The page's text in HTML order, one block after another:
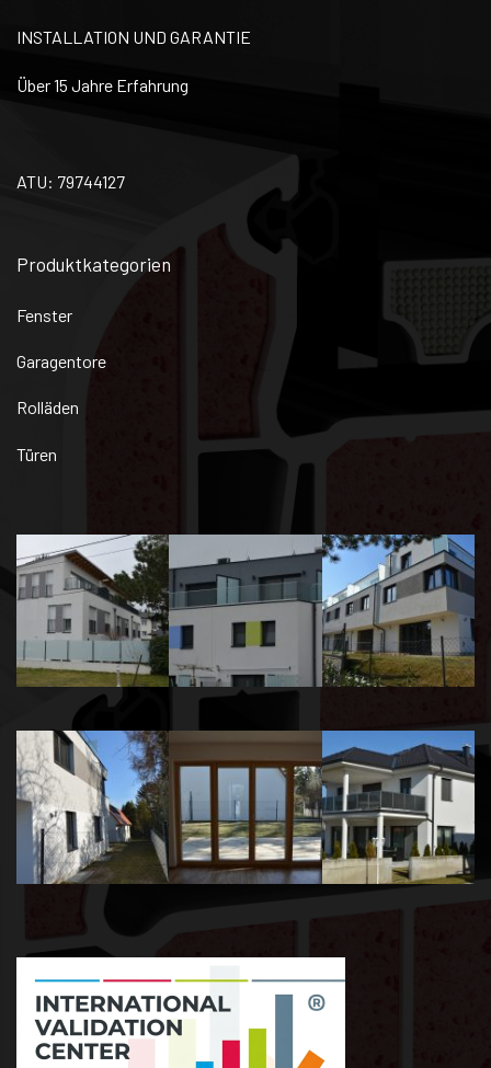
INSTALLATION UND GARANTIE
Über 15 Jahre Erfahrung
ATU: 79744127
Produktkategorien
Fenster
Garagentore
Rolläden
Türen